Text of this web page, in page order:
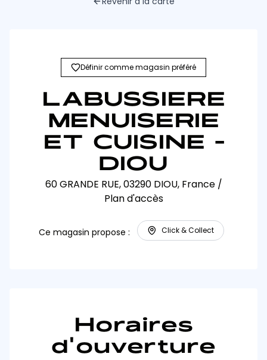
Définir comme magasin préféré
LABUSSIERE
MENUISERIE
ET CUISINE -
DIOU
60 GRANDE RUE, 03290 DIOU, France/
Plan d'accès
Ce magasin propose : Click & Collect
Horaires
d'ouverture